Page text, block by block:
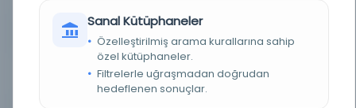
hasta katlanmış. ; 23 cm. Daha
Sanal Kütüphaneler
Özelleştirilmiş arama kurallarına sahip
özel kütüphaneler.
Filtrelerle uğraşmadan doğrudan
hedeflenen sonuçlar.